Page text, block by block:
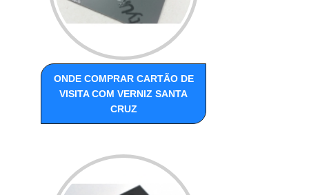
ONDE COMPRAR CARTÃO DE
VISITA COM VERNIZ SANTA
CRUZ